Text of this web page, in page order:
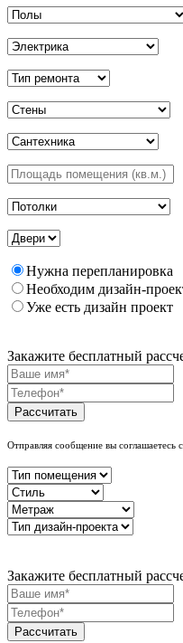
Нужна перепланировка
Необходим дизайн-
Уже есть дизайн проект
Закажите бесплатный
Рассчитать
Отправляя сообщение вы соглашаетесь
Закажите бесплатный
Рассчитать